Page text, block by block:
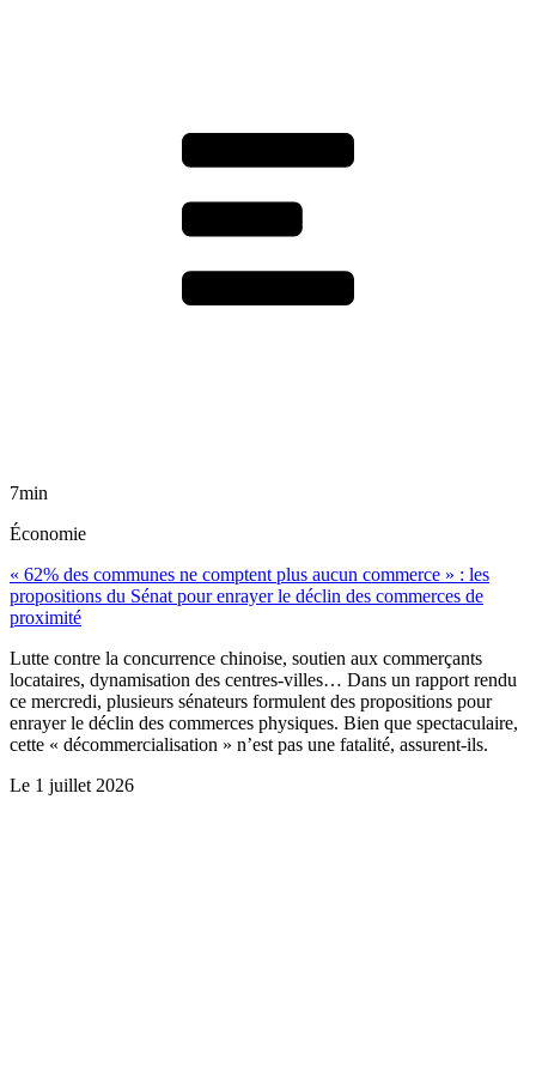
7min
Économie
« 62% des communes ne comptent plus aucun commerce » : les
propositions du Sénat pour enrayer le déclin des commerces de
proximité
Lutte contre la concurrence chinoise, soutien aux commerçants
locataires, dynamisation des centres-villes… Dans un rapport rendu
ce mercredi, plusieurs sénateurs formulent des propositions pour
enrayer le déclin des commerces physiques. Bien que spectaculaire,
cette « décommercialisation » n’est pas une fatalité, assurent-ils.
Le 1 juillet 2026